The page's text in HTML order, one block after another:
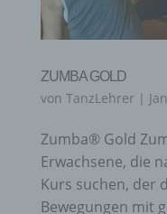
ZUMBA GOLD
von TanzLehrer |
Zumba® Gold
Erwachsene, die
Kurs suchen, der
Bewegungen mit